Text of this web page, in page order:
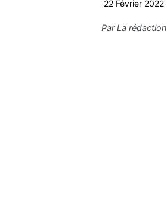
22 Février 2022
ParLa rédaction